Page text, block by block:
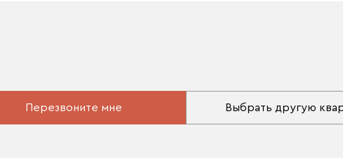
Перезвоните мне Выбрать другую